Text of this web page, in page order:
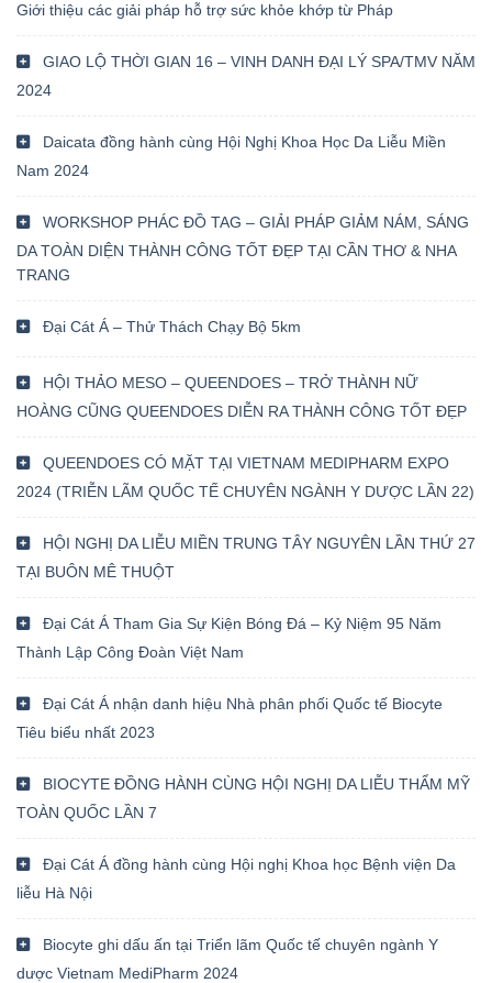
Giới thiệu các giải pháp hỗ trợ sức khỏe khớp từ Pháp
GIAO LỘ THỜI GIAN 16 – VINH DANH ĐẠI LÝ SPA/TMV NĂM
2024
Daicata đồng hành cùng Hội Nghị Khoa Học Da Liễu Miền
Nam 2024
WORKSHOP PHÁC ĐỒ TAG – GIẢI PHÁP GIẢM NÁM, SÁNG
DA TOÀN DIỆN THÀNH CÔNG TỐT ĐẸP TẠI CẦN THƠ & NHA
TRANG
Đại Cát Á – Thử Thách Chạy Bộ 5km
HỘI THẢO MESO – QUEENDOES – TRỞ THÀNH NỮ
HOÀNG CŨNG QUEENDOES DIỄN RA THÀNH CÔNG TỐT ĐẸP
QUEENDOES CÓ MẶT TẠI VIETNAM MEDIPHARM EXPO
2024 (TRIỄN LÃM QUỐC TẾ CHUYÊN NGÀNH Y DƯỢC LẦN 22)
HỘI NGHỊ DA LIỄU MIỀN TRUNG TÂY NGUYÊN LẦN THỨ 27
TẠI BUÔN MÊ THUỘT
Đại Cát Á Tham Gia Sự Kiện Bóng Đá – Kỷ Niệm 95 Năm
Thành Lập Công Đoàn Việt Nam
Đại Cát Á nhận danh hiệu Nhà phân phối Quốc tế Biocyte
Tiêu biểu nhất 2023
BIOCYTE ĐỒNG HÀNH CÙNG HỘI NGHỊ DA LIỄU THẨM MỸ
TOÀN QUỐC LẦN 7
Đại Cát Á đồng hành cùng Hội nghị Khoa học Bệnh viện Da
liễu Hà Nội
Biocyte ghi dấu ấn tại Triển lãm Quốc tế chuyên ngành Y
dược Vietnam MediPharm 2024